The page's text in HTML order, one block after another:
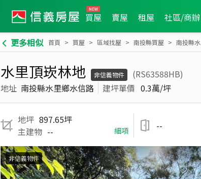
買屋 賣屋 租屋 社區/商辦
更多相似 首頁 買屋 區域找屋 南投縣買屋 南投縣
水里頂崁林地 非信義物件
(RS63588HB)
地址 南投縣水里鄉水信路 建坪單價 0.3萬/坪
地坪 897.65坪
主建物 -- 細項 --
非信義物件